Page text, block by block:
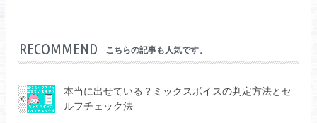
RECOMMEND こちらの記事も人気です。
本当に出せている？ミックスボイスの判定方法とセ
ルフチェック法